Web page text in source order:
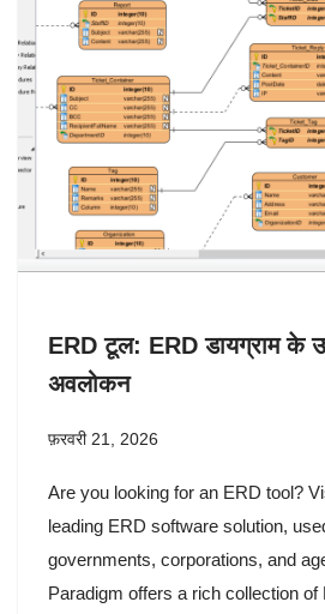
ERD टूल: ERD डायग्राम के
अवलोकन
फ़रवरी 21, 2026
Are you looking for an ERD tool?
leading ERD software solution,
governments, corporations, and
Paradigm offers a rich collection of